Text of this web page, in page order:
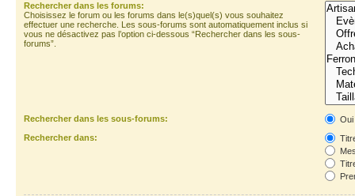
Rechercher dans les forums:
Choisissez le forum ou les forums dans le(s)quel(s) vous souhaitez
effectuer une recherche. Les sous-forums sont automatiquement inclus si
vous ne désactivez pas l’option ci-dessous “Rechercher dans les sous-
forums”.
Rechercher dans les sous-forums:
Oui
Rechercher dans: